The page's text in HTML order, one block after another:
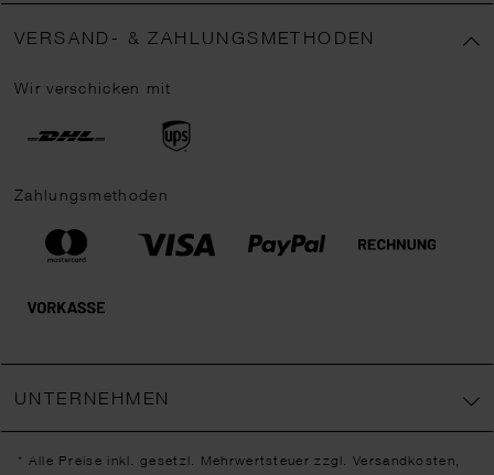
VERSAND- & ZAHLUNGSMETHODEN
Wir verschicken mit
Zahlungsmethoden
UNTERNEHMEN
* Alle Preise inkl. gesetzl. Mehrwertsteuer zzgl.Versandkosten,